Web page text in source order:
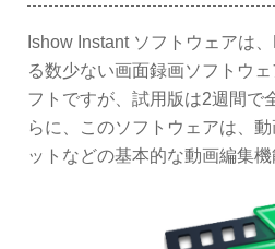
Ishow Instant ソフトウェアは
る数少ない画面録画ソフトウ
フトですが、試用版は2週間で
らに、このソフトウェアは、
ットなどの基本的な動画編集機